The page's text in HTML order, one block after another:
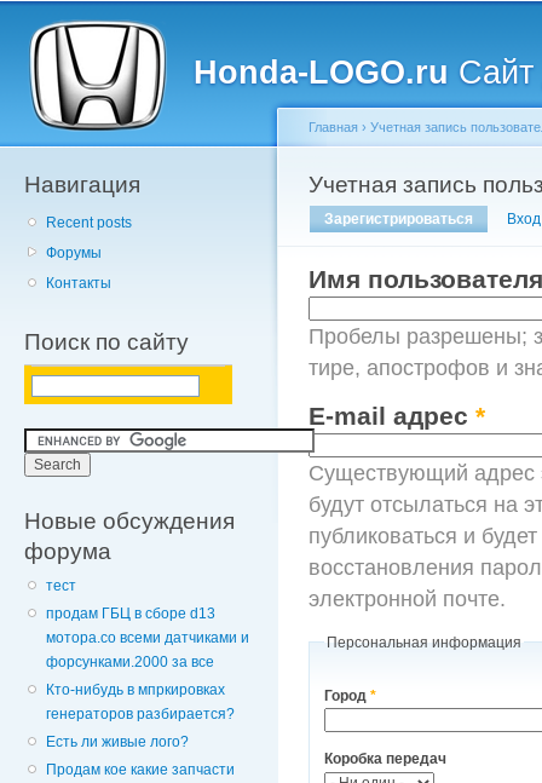
Honda-LOGO.ru Сайт
Главное меню
Навигация
Recent posts
Форумы
Контакты
Поиск по сайту
Новые обсуждения
форума
тест
продам ГБЦ в сборе d13
мотора.со всеми датчиками и
форсунками.2000 за все
Кто-нибудь в мпркировках
генераторов разбирается?
Есть ли живые лого?
Продам кое какие запчасти
Вы здесь
Главная › Учетная запись
Учетная запись
Главные вкладки
Зарегистрироваться Вход
Имя
Пробелы разрешены;
тире, апострофов и
E-mail адрес *
Существующий адрес
будут отсылаться на
публиковаться и
восстановления
электронной почте.
Персональная информация
Город*
Коробка передач